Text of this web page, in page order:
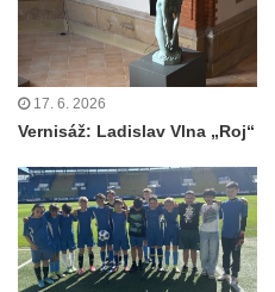
17. 6. 2026
Vernisáž: Ladislav Vlna „Roj“